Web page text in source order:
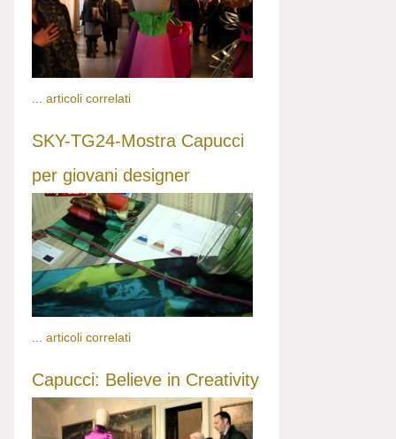
articoli correlati
SKY-TG24-Mostra Capucci
per giovani designer
... articoli correlati
Capucci: Believe in Creativity